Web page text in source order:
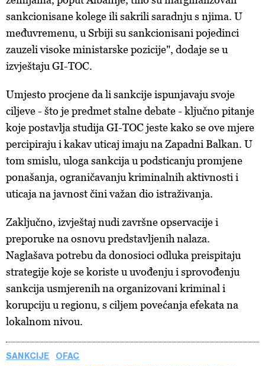
kolačića. Kolačiće u bilo kojem trenutku možete ponovno
ažurirati klikom na „Prikaži detalje“. Privolu možete u bilo
kojem trenutku povući bez negativnih posljedica.
sankcionisane kolege ili sakrili saradnju s njima. U
međuvremenu, u Srbiji su sankcionisani pojedinci
zauzeli visoke ministarske pozicije", dodaje se u
izvještaju GI-TOC.
Umjesto procjene da li sankcije ispunjavaju svoje
ciljeve - što je predmet stalne debate - ključno pitanje
koje postavlja studija GI-TOC jeste kako se ove mjere
percipiraju i kakav uticaj imaju na Zapadni Balkan. U
tom smislu, uloga sankcija u podsticanju promjene
ponašanja, ograničavanju kriminalnih aktivnosti i
uticaja na javnost čini važan dio istraživanja.
Zaključno, izvještaj nudi završne opservacije i
preporuke na osnovu predstavljenih nalaza.
Naglašava potrebu da donosioci odluka preispitaju
strategije koje se koriste u uvođenju i sprovođenju
sankcija usmjerenih na organizovani kriminal i
korupciju u regionu, s ciljem povećanja efekata na
lokalnom nivou.
SANKCIJE
OFAC